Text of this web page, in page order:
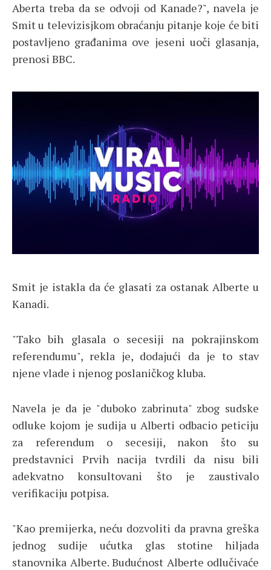
Aberta treba da se odvoji od Kanade?", navela je
Smit u televizisjkom obraćanju pitanje koje će biti
postavljeno građanima ove jeseni uoči glasanja,
prenosi BBC.
Smit je istakla da će glasati za ostanak Alberte u
Kanadi.
"Tako bih glasala o secesiji na pokrajinskom
referendumu", rekla je, dodajući da je to stav
njene vlade i njenog poslaničkog kluba.
Navela je da je "duboko zabrinuta" zbog sudske
odluke kojom je sudija u Alberti odbacio peticiju
za referendum o secesiji, nakon što su
predstavnici Prvih nacija tvrdili da nisu bili
adekvatno konsultovani što je zaustivalo
verifikaciju potpisa.
"Kao premijerka, neću dozvoliti da pravna greška
jednog sudije ućutka glas stotine hiljada
stanovnika Alberte. Budućnost Alberte odlučivaće